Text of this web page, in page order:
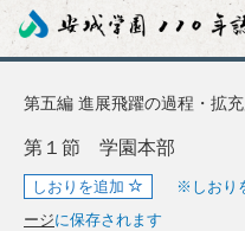
第五編 進展飛躍の過程・拡
第１節 学園本部
しおりを追加 ※しおり
ージに保存されます